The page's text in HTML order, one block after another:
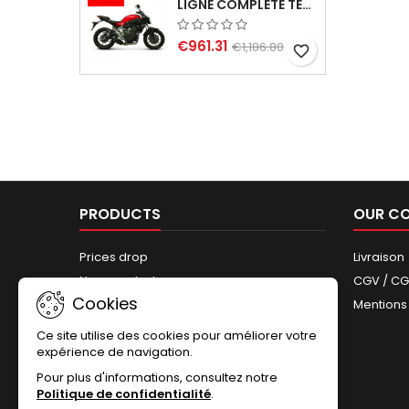
LIGNE COMPLÈTE TERMIGNONI CARBONE YAMAHA MT-07 (2014-2023) ET XSR 700 (2015-2023)
€961.31 €1,186.80 favorite_border
PRODUCTS
Prices drop
New products
Best sales
Sitemap
OUR
Livraison
CGV /
Cookies
Ce site utilise des cookies pour améliorer votre
expérience de navigation.
Pour plus d'informations, consultez notre
Politique de confidentialité.